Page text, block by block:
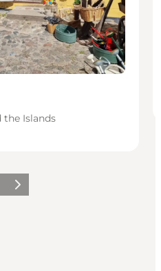
the Islands
Volgende